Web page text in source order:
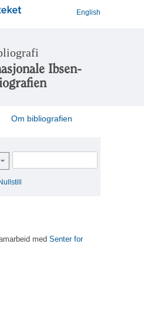
English
Ibsen-
Om bibliografien
Nullstill
med Senter for